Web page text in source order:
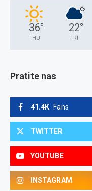
36°
THU
22°
FRI
Pratite nas
41.4K Fans
TWITTER
YOUTUBE
INSTAGRAM